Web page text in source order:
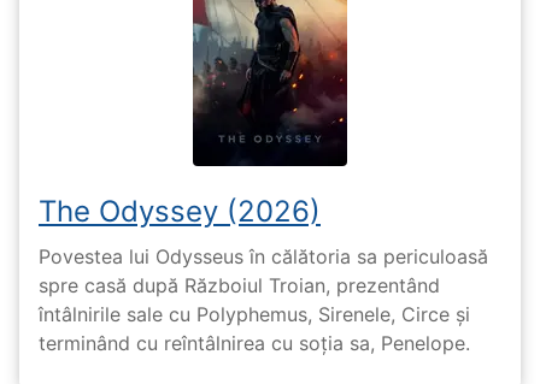
The Odyssey (2026)
Povestea lui Odysseus în călătoria sa periculoasă
spre casă după Războiul Troian, prezentând
întâlnirile sale cu Polyphemus, Sirenele, Circe și
terminând cu reîntâlnirea cu soția sa, Penelope.